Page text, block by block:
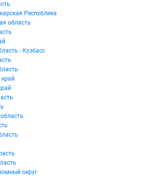
Республика
область
- Кузбасс
край
округ